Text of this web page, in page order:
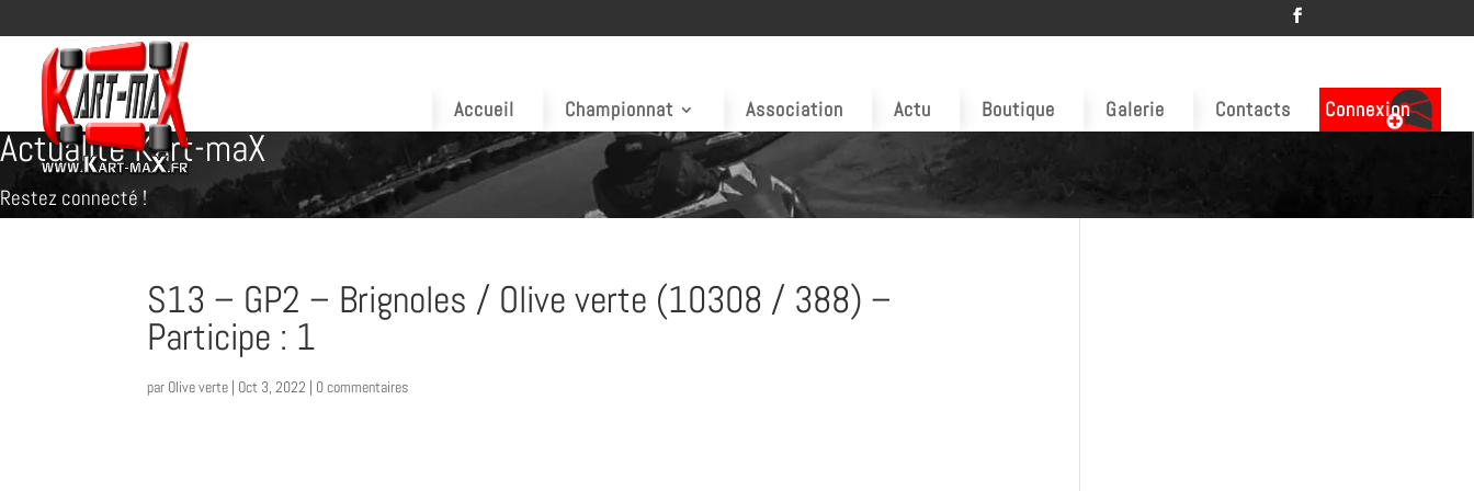
Accueil Championnat Association Actu Boutique Galerie Contacts Connexion
Actualité Kart-maX
Restez connecté !
S13 – GP2 – Brignoles / Olive verte (10308 / 388) –
Participe : 1
par Olive verte | Oct 3, 2022 | 0 commentaires